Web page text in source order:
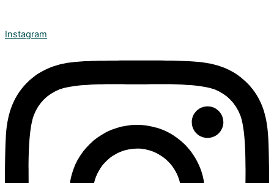
Instagram